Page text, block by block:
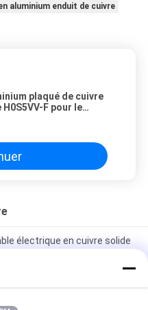
aluminium enduit de cuivre
plaqué de cuivre
F pour le
électrique en cuivre solide
fil en aluminium plaqué